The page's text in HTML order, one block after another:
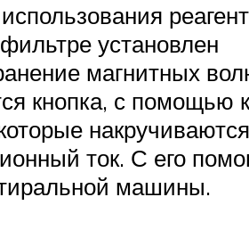
установлен
магнитных
кнопка, с помощью
ток. С его
машины.